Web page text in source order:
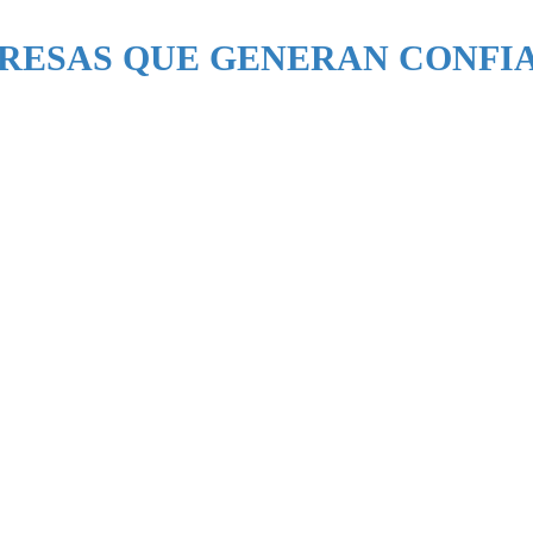
QUE GENERAN